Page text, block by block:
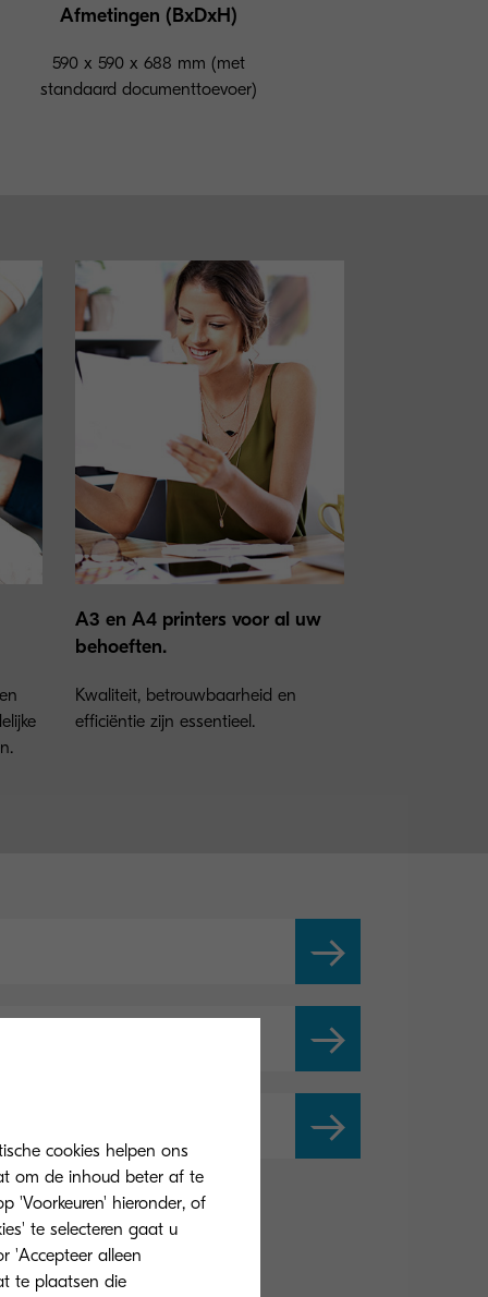
Afmetingen (BxDxH)
590 x 590 x 688 mm (met
standaard documenttoevoer)
A3 en A4 printers voor al uw
behoeften.
Kwaliteit, betrouwbaarheid en
efficiëntie zijn essentieel.
cookies helpen ons
om de inhoud beter af te
'Voorkeuren' hieronder, of
te selecteren gaat u
'Accepteer alleen
te plaatsen die